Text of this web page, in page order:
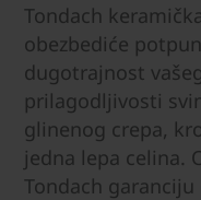
Tondach
obezbediće
dugotrajnost
prilagodljivosti
glinenog crepa,
jedna lepa celina.
Tondach